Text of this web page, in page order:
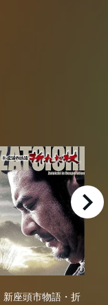
新座頭市物語・折
right